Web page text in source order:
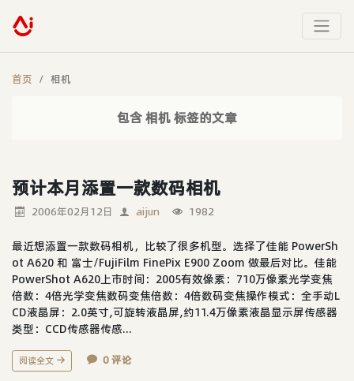
首页 相机
包含 相机 标签的文章
预计本月添置一款数码相机
2006年02月12日 aijun 1982
最近想添置一款数码相机，比较了很多机型。选择了佳能 PowerSh
ot A620 和 富士/FujiFilm FinePix E900 Zoom 做最后对比。佳能
PowerShot A620上市时间：2005有效像素：710万像素光学变焦
倍数：4倍光学变焦数码变焦倍数：4倍数码变焦操作模式：全手动L
CD液晶屏：2.0英寸,可旋转液晶屏,约11.4万像素液晶显示屏传感器
类型：CCD传感器传感...
阅读全文 0 评论